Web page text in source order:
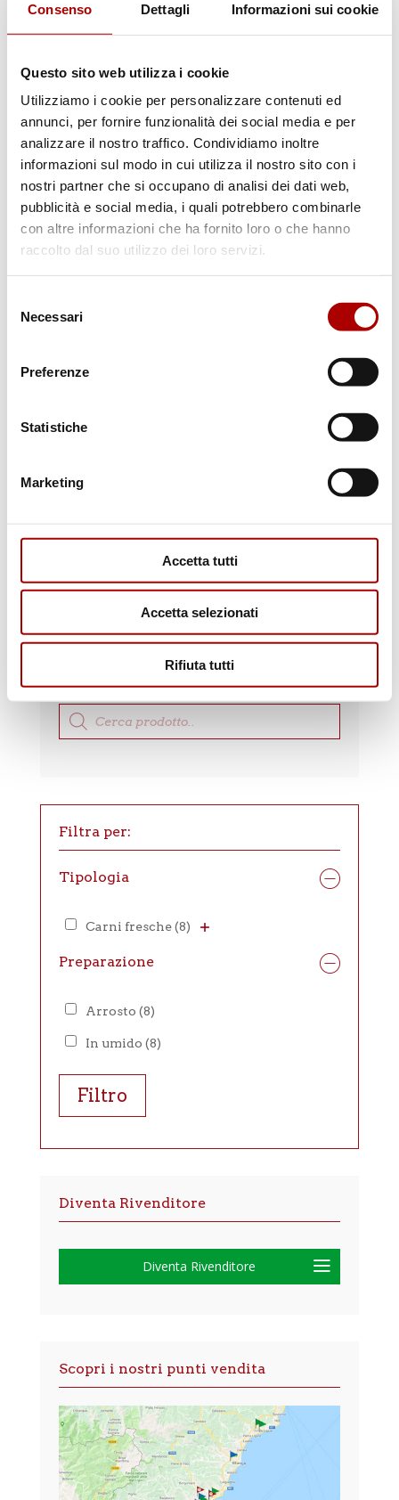
Consenso Dettagli Informazioni sui cookie
Questo sito web utilizza i cookie
Utilizziamo i cookie per personalizzare contenuti ed
annunci, per fornire funzionalità dei social media e per
analizzare il nostro traffico. Condividiamo inoltre
informazioni sul modo in cui utilizza il nostro sito con i
nostri partner che si occupano di analisi dei dati web,
pubblicità e social media, i quali potrebbero combinarle
con altre informazioni che ha fornito loro o che hanno
raccolto dal suo utilizzo dei loro servizi.
delNecessari
Preferenze
Statistiche
Marketing
Accetta tutti
Accetta selezionati
Rifiuta tutti
SPALLA DI AGNELLO
SPALLA DI CAPRETTO
Products
search
Filtra per:
Tipologia
Carni fresche (8)
Preparazione
Arrosto (8)
In umido (8)
Filtro
Diventa Rivenditore
Diventa Rivenditore
Scopri i nostri punti vendita